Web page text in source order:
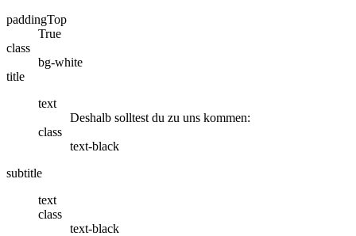
paddingTop
True
class
bg-white
title
text
Deshalb solltest du zu uns kommen:
class
text-black
subtitle
text
class
text-black